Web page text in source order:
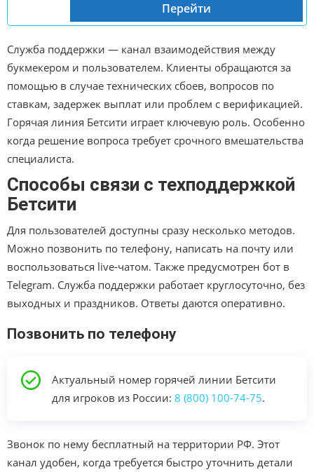
Перейти
Служба поддержки — канал взаимодействия между
букмекером и пользователем. Клиенты обращаются за
помощью в случае технических сбоев, вопросов по
ставкам, задержек выплат или проблем с верификацией.
Горячая линия Бетсити играет ключевую роль. Особенно
когда решение вопроса требует срочного вмешательства
специалиста.
Способы связи с техподдержкой
Бетсити
Для пользователей доступны сразу несколько методов.
Можно позвонить по телефону, написать на почту или
воспользоваться live-чатом. Также предусмотрен бот в
Telegram. Служба поддержки работает круглосуточно, без
выходных и праздников. Ответы даются оперативно.
Позвонить по телефону
Актуальный номер горячей линии Бетсити
для игроков из России: 8 (800) 100-74-75.
Звонок по нему бесплатный на территории РФ. Этот
канал удобен, когда требуется быстро уточнить детали